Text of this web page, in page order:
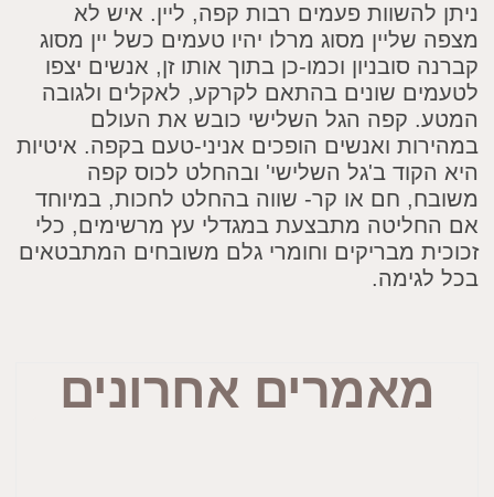
להשוות פעמים רבות קפה, ליין. איש לא
שליין מסוג מרלו יהיו טעמים כשל יין מסוג
סובניון וכמו-כן בתוך אותו זן, אנשים יצפו
שונים בהתאם לקרקע, לאקלים ולגובה
קפה הגל השלישי כובש את העולם
ואנשים הופכים אניני-טעם בקפה. איטיות
ב'גל השלישי' ובהחלט לכוס קפה
חם או קר- שווה בהחלט לחכות, במיוחד
מתבצעת במגדלי עץ מרשימים, כלי
מבריקים וחומרי גלם משובחים המתבטאים
מאמרים אחרונים